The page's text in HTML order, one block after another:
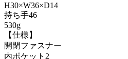
H30×W36×D14
持ち手46
530g
【仕様】
開閉ファスナー
内ポケット2